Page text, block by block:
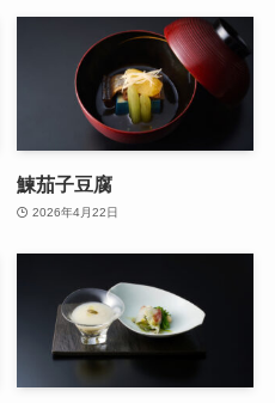
鰊茄子豆腐
2026年4月22日